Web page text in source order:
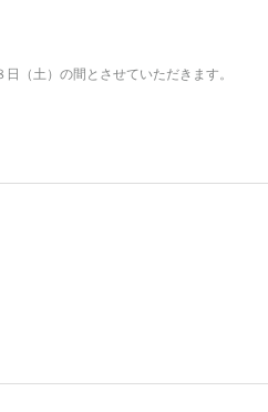
（土）の間とさせていただきます。